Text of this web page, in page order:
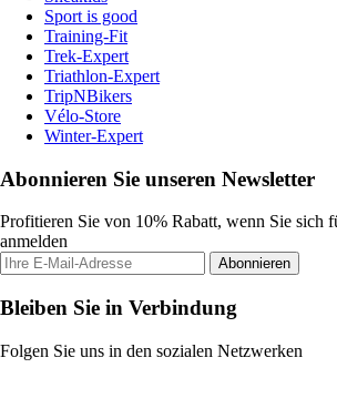
Sport is good
Training-Fit
Trek-Expert
Triathlon-Expert
TripNBikers
Vélo-Store
Winter-Expert
Abonnieren Sie unseren Newsletter
Profitieren Sie von 10% Rabatt, wenn Sie sich
anmelden
Abonnieren
Bleiben Sie in Verbindung
Folgen Sie uns in den sozialen Netzwerken